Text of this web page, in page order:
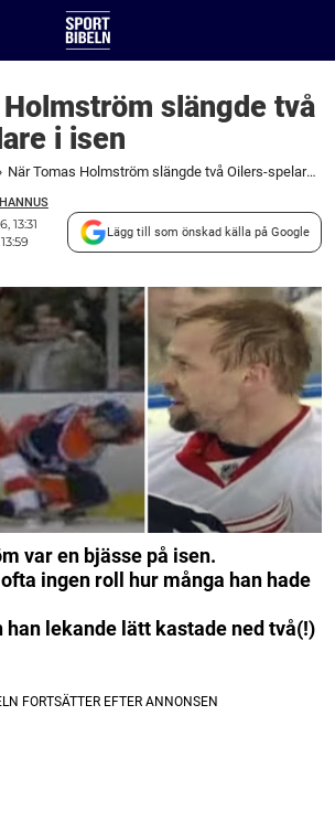
Holmström slängde två
i isen
När Tomas Holmström slängde två Oilers-spelare i isen
13:31
Lägg till som önskad källa på Google
var en bjässe på isen.
ingen roll hur många han hade
han lekande lätt kastade ned två(!)